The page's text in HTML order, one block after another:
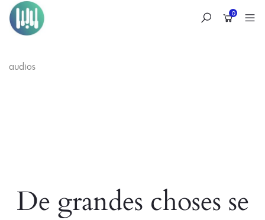
0
audios
De grandes choses se